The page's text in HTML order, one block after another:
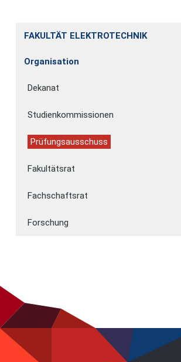
FAKULTÄT ELEKTROTECHNIK
Organisation
Dekanat
Studienkommissionen
Prüfungsausschuss
Fakultätsrat
Fachschaftsrat
Forschung